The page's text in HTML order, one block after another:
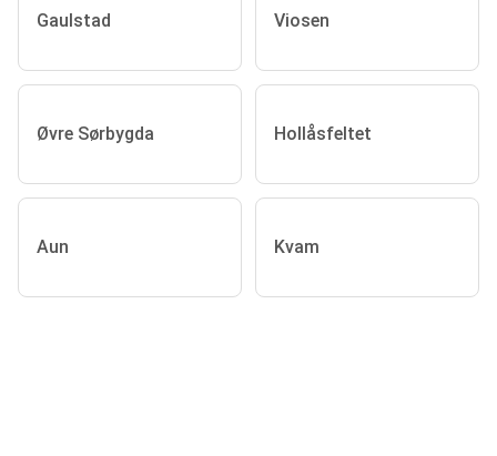
Gaulstad Viosen
Øvre Sørbygda Hollåsfeltet
Aun Kvam